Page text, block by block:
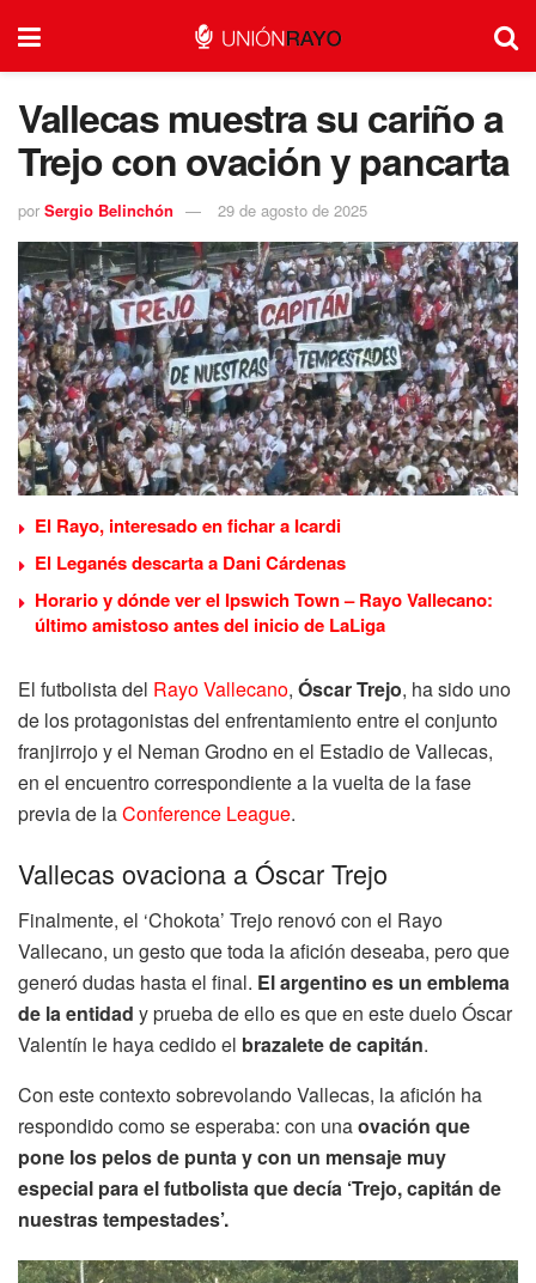
Vallecas muestra su cariño a
Trejo con ovación y pancarta
por Sergio Belinchón 29 de agosto de 2025
El Rayo, interesado en fichar a Icardi
El Leganés descarta a Dani Cárdenas
Horario y dónde ver el Ipswich Town – Rayo Vallecano:
último amistoso antes del inicio de LaLiga
El futbolista del Rayo Vallecano, Óscar Trejo, ha sido uno
de los protagonistas del enfrentamiento entre el conjunto
franjirrojo y el Neman Grodno en el Estadio de Vallecas,
en el encuentro correspondiente a la vuelta de la fase
previa de laConference League.
Vallecas ovaciona a Óscar Trejo
Finalmente, el ‘Chokota’ Trejo renovó con el Rayo
Vallecano, un gesto que toda la afición deseaba, pero que
generó dudas hasta el final. El argentino es un emblema
de la entidad y prueba de ello es que en este duelo Óscar
Valentín le haya cedido el brazalete de capitán.
Con este contexto sobrevolando Vallecas, la afición ha
respondido como se esperaba: con unaovación que
pone los pelos de punta y con un mensaje muy
especial para el futbolista que decía ‘Trejo, capitán de
nuestras tempestades’.